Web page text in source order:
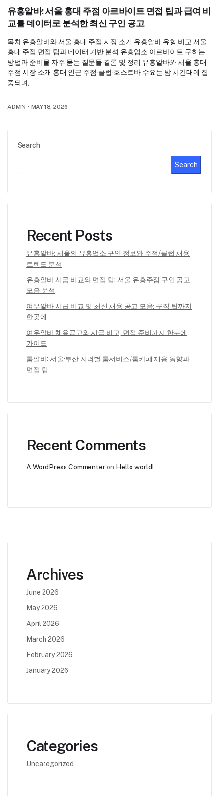
Search
Search
Recent Posts
유흥알바: 서울의 유흥업소 구인 정보와 주점/클럽 채용
트렌드 분석
유흥알바 시급 비교와 면접 팁: 서울 유흥주점 구인 공고
모음 분석
여우알바 시급 비교 및 최신 채용 공고 모음: 구직 팁까지
한곳에
여우알바 채용공고와 시급 비교, 면접 준비까지 한눈에
가이드
룸알바: 서울·부산 지역별 룸서비스/룸카페 채용 동향과
면접 팁
Recent Comments
A WordPress Commenteron Hello world!
유흥알바: 서울 홍대 주점 아르바이트 면접 팁과 급여 비
교를 데이터로 분석한 최신 구인 공고
목차 유흥알바와 서울 홍대 주점 시장 소개 유흥알바 유형 비교 서울
홍대 주점 면접 팁과 데이터 기반 분석 유흥업소 아르바이트 구하는
방법과 준비물 자주 묻는 질문들 결론 및 정리 유흥알바와 서울 홍대
주점 시장 소개 홍대 인근 주점·클럽·호스트바 수요는 밤 시간대에 집
중되며,
ADMIN • MAY 18, 2026
Archives
June 2026
May 2026
April 2026
March 2026
February 2026
January 2026
Categories
Uncategorized